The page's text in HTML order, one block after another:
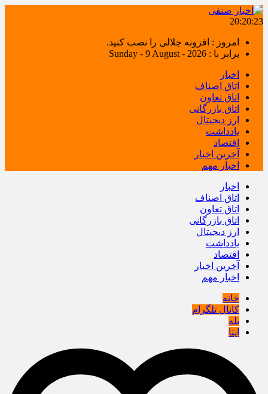
20:20:24
امروز : افزونه جلالی را نصب کنید.
برابر با : Sunday - 9 August - 2026
اخبار
اتاق اصناف
اتاق تعاون
اتاق بازرگانی
ارز دیجیتال
یادداشت
اقتصاد
آخرین اخبار
اخبار مهم
اخبار
اتاق اصناف
اتاق تعاون
اتاق بازرگانی
ارز دیجیتال
یادداشت
اقتصاد
آخرین اخبار
اخبار مهم
خانه
کانال تلگرام
بله
ایتا